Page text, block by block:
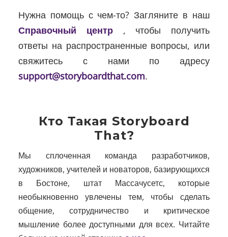
Нужна помощь с чем-то? Загляните в наш
Справочный центр, чтобы получить
ответы на распространенные вопросы, или
свяжитесь с нами по адресу
support@storyboardthat.com.
Кто Такая Storyboard
That?
Мы сплоченная команда разработчиков,
художников, учителей и новаторов, базирующихся
в Бостоне, штат Массачусетс, которые
необыкновенно увлечены тем, чтобы сделать
общение, сотрудничество и критическое
мышление более доступными для всех. Читайте